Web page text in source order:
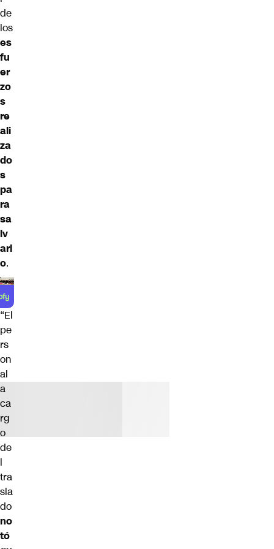
de
los
es
fu
er
zo
s
re
ali
za
do
s
pa
ra
sa
lv
arl
o.
“El
pe
rs
on
al
a
ca
rg
o
de
l
tra
sla
do
no
tó